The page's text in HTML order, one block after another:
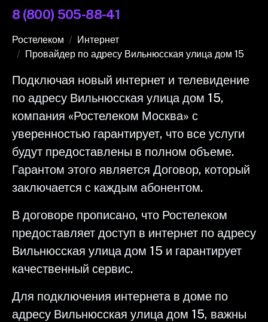
8 (800) 505-88-41
Ростелеком
Интернет
Провайдер по адресу Вильнюсская улица дом 15
Подключая новый интернет и телевидение
по адресу Вильнюсская улица дом 15,
компания «Ростелеком Москва» с
уверенностью гарантирует, что все услуги
будут предоставлены в полном объеме.
Гарантом этого является Договор, который
заключается с каждым абонентом.
В договоре прописано, что Ростелеком
предоставляет доступ в интернет по адресу
Вильнюсская улица дом 15 и гарантирует
качественный сервис.
Для подключения интернета в доме по
адресу Вильнюсская улица дом 15, важны